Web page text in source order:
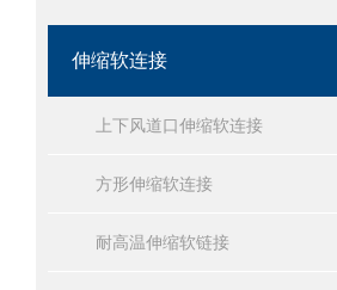
伸缩软连接
上下风道口伸缩软连接
方形伸缩软连接
耐高温伸缩软链接